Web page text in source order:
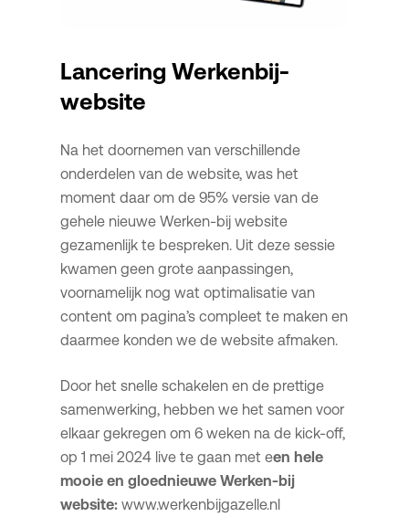
Lancering Werkenbij-
website
Na het doornemen van verschillende
onderdelen van de website, was het
moment daar om de 95% versie van de
gehele nieuwe Werken-bij website
gezamenlijk te bespreken. Uit deze sessie
kwamen geen grote aanpassingen,
voornamelijk nog wat optimalisatie van
content om pagina’s compleet te maken en
daarmee konden we de website afmaken.
Door het snelle schakelen en de prettige
samenwerking, hebben we het samen voor
elkaar gekregen om 6 weken na de kick-off,
op 1 mei 2024 live te gaan met een hele
mooie en gloednieuwe Werken-bij
website:www.werkenbijgazelle.nl